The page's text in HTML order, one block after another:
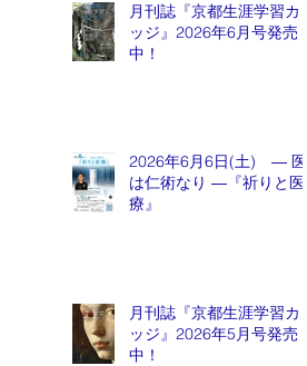
月刊誌『京都生涯学習カレ
ッジ』2026年6月号発売
中！
2026年6月6日(土) ― 医
は仁術なり ―『祈りと医
療』
月刊誌『京都生涯学習カレ
ッジ』2026年5月号発売
中！